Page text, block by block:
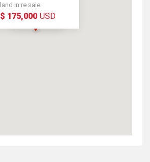
$ 175,000 USD
land in re sale
$ 175,000 USD